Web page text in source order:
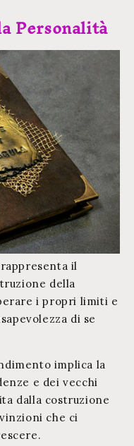
Personalità
rappresenta il
della
i propri limiti e
di se
implica la
e dei vecchi
dalla costruzione
che ci